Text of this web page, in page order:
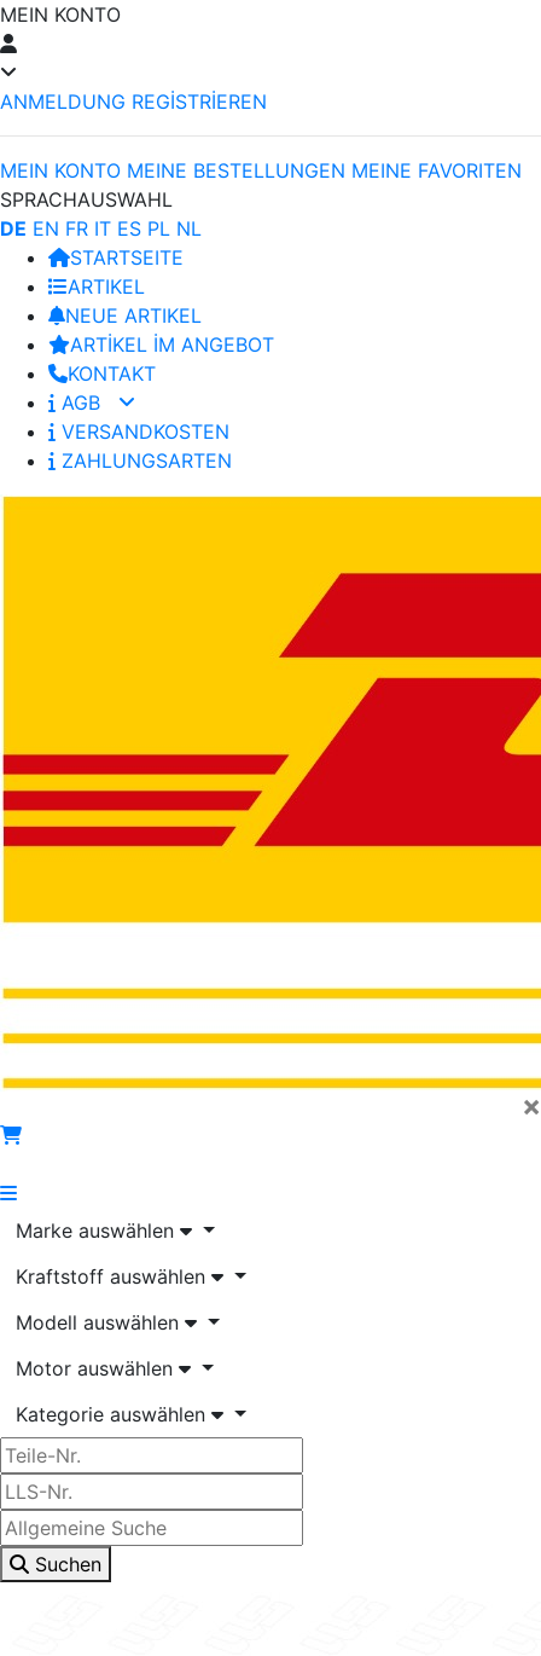
MEIN KONTO
ANMELDUNG REGİSTRİEREN
MEIN KONTO MEINE BESTELLUNGEN MEINE FAVORITEN
SPRACHAUSWAHL
DE EN FR IT ES PL NL
STARTSEITE
ARTIKEL
NEUE ARTIKEL
ARTİKEL İM ANGEBOT
KONTAKT
AGB
VERSANDKOSTEN
ZAHLUNGSARTEN
×
Marke auswählen
Kraftstoff auswählen
Modell auswählen
Motor auswählen
Kategorie auswählen
Suchen